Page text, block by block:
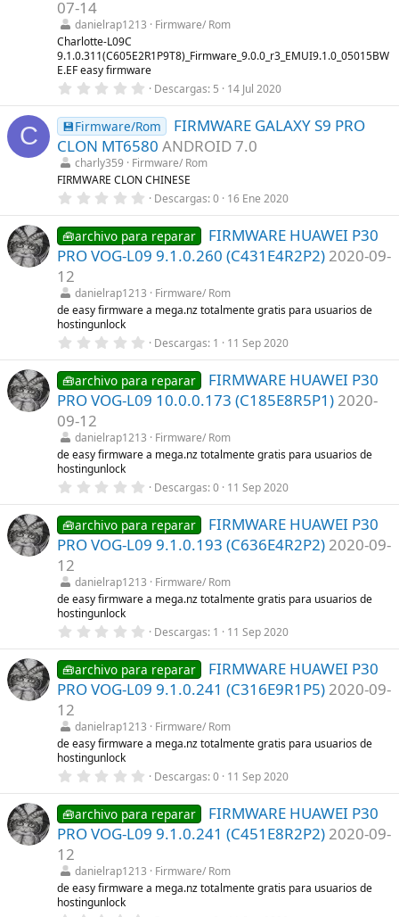
e
l
a
(
s
)
07-14
danielrap1213
Firmware/ Rom
Charlotte-L09C
9.1.0.311(C605E2R1P9T8)_Firmware_9.0.0_r3_EMUI9.1.0_05015BW
E.EF easy firmware
0
0
0
e
s
t
r
e
l
a
(
s
)
Descargas 5 14 Jul 2020
C 💾Firmware/Rom
FIRMWARE GALAXY S9 PRO
CLON MT6580 ANDROID 7.0
charly359
Firmware/ Rom
FIRMWARE CLON CHINESE
0
0
0
e
s
e
l
s
)
Descargas 0 16 Ene 2020
🧰archivo para reparar
FIRMWARE HUAWEI P30
PRO VOG-L09 9.1.0.260 (C431E4R2P2) 2020-09-
12
danielrap1213
Firmware/ Rom
de easy firmware a mega.nz totalmente gratis para usuarios de
hostingunlock
0
0
0
e
s
e
l
s
)
Descargas 1 11 Sep 2020
🧰archivo para reparar
FIRMWARE HUAWEI P30
PRO VOG-L09 10.0.0.173 (C185E8R5P1) 2020-
09-12
danielrap1213
Firmware/ Rom
de easy firmware a mega.nz totalmente gratis para usuarios de
hostingunlock
0
0
0
e
s
e
l
s
)
Descargas 0 11 Sep 2020
🧰archivo para reparar
FIRMWARE HUAWEI P30
PRO VOG-L09 9.1.0.193 (C636E4R2P2) 2020-09-
12
danielrap1213
Firmware/ Rom
de easy firmware a mega.nz totalmente gratis para usuarios de
hostingunlock
0
0
0
e
s
e
l
s
)
Descargas 1 11 Sep 2020
🧰archivo para reparar
FIRMWARE HUAWEI P30
PRO VOG-L09 9.1.0.241 (C316E9R1P5) 2020-09-
12
danielrap1213
Firmware/ Rom
de easy firmware a mega.nz totalmente gratis para usuarios de
hostingunlock
0
0
0
e
s
e
l
Descargas 0 11 Sep 2020
🧰archivo para reparar
FIRMWARE HUAWEI P30
PRO VOG-L09 9.1.0.241 (C451E8R2P2) 2020-09-
12
danielrap1213
Firmware/ Rom
de easy firmware a mega.nz totalmente gratis para usuarios de
hostingunlock